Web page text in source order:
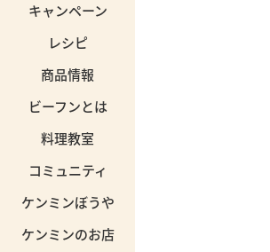
キャンペーン
レシピ
商品情報
ビーフンとは
料理教室
コミュニティ
ケンミンぼうや
ケンミンのお店